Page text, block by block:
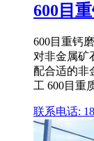
600目
600目重钙
对非金属矿
配合适的非
工 600目重
联系电话: